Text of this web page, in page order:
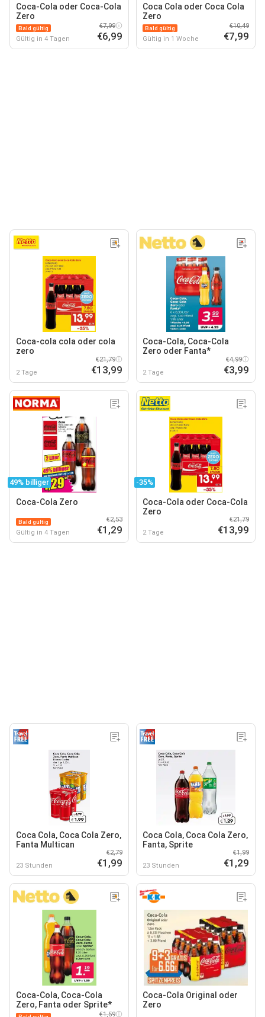
Coca-Cola oder Coca-Cola
Zero
Bald gültig
Gültig in 4 Tagen
€7,99
€6,99
Coca Cola oder Coca Cola
Zero
Bald gültig
Gültig in 1 Woche
€10,49
€7,99
Coca-cola cola oder cola
zero
2 Tage
€21,79
€13,99
Coca-Cola, Coca-Cola
Zero oder Fanta*
2 Tage
€4,99
€3,99
49% billiger
Coca-Cola Zero
Bald gültig
Gültig in 4 Tagen
€2,53
€1,29
-35%
Coca-Cola oder Coca-Cola
Zero
2 Tage
€21,79
€13,99
Coca Cola, Coca Cola Zero,
Fanta Multican
23 Stunden
€2,79
€1,99
Coca Cola, Coca Cola Zero,
Fanta, Sprite
23 Stunden
€1,99
€1,29
Coca-Cola, Coca-Cola
Zero, Fanta oder Sprite*
€1,59
Coca-Cola Original oder
Zero